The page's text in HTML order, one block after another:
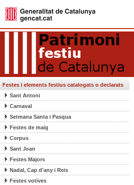
Festes i elements festius catalogats o declarats
Sant Antoni
Carnaval
Setmana Santa i Pasqua
Festes de maig
Corpus
Sant Joan
Festes Majors
Nadal, Cap d'any i Reis
Festes votives